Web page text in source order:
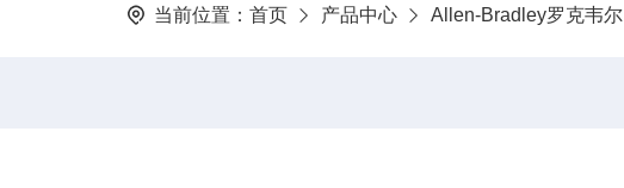
当前位置： 首页 产品中心 Allen-Bradley罗克韦尔